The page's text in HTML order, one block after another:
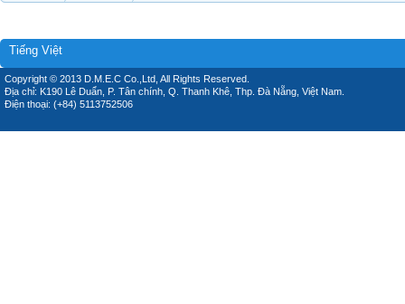
Tiếng Việt
Copyright © 2013 D.M.E.C Co.,Ltd, All Rights Reserved.
Địa chỉ: K190 Lê Duẩn, P. Tân chính, Q. Thanh Khê, Thp. Đà Nẵng, Việt Nam.
Điện thoại: (+84) 5113752506